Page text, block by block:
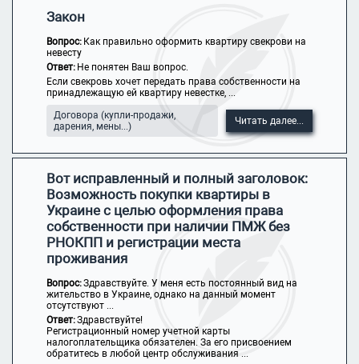
Закон
Вопрос: Как правильно оформить квартиру свекрови на
невесту
Ответ: Не понятен Ваш вопрос.
Если свекровь хочет передать права собственности на
принадлежащую ей квартиру невестке, ...
Договора (купли-продажи,
дарения, мены...)
Читать далее...
Вот исправленный и полный заголовок:
Возможность покупки квартиры в
Украине с целью оформления права
собственности при наличии ПМЖ без
РНОКПП и регистрации места
проживания
Вопрос:Здравствуйте. У меня есть постоянный вид на
жительство в Украине, однако на данный момент
отсутствуют ...
Ответ:Здравствуйте!
Регистрационный номер учетной карты
налогоплательщика обязателен. За его присвоением
обратитесь в любой центр обслуживания ...